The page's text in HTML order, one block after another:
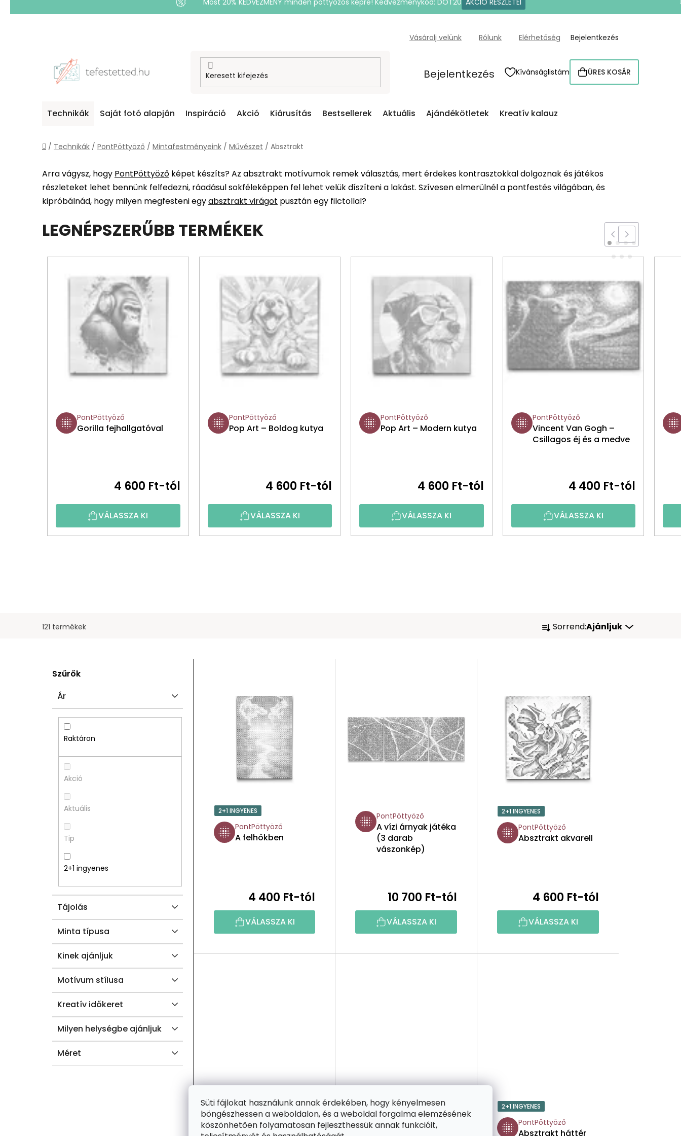
Süti fájlokat használunk annak érdekében, hogy kényelmesen
böngészhessen a weboldalon, és a weboldal forgalma elemzésének
köszönhetően folyamatosan fejleszthessük annak funkcióit,
Most 20% KEDVEZMÉNY minden pöttyözős képre! Kedvezménykód: DOT20 AKCIÓ RÉSZLETEI
Vásárolj velünk Rólunk Elérhetőség Bejelentkezés
Bejelentkezés Kívánságlistám KOSÁR
ÜRES KOSÁR
Technikák Saját fotó alapján Inspiráció Akció Kiárusítás Bestsellerek Aktuális Ajándékötletek Kreatív kalauz
Kezdőlap
/ Technikák / PontPöttyöző / Mintafestményeink / Művészet / Absztrakt
Arra vágysz, hogy PontPöttyöző képet készíts? Az absztrakt motívumok remek választás, mert érdekes kontrasztokkal dolgoznak és játékos
részleteket lehet bennünk felfedezni, ráadásul sokféleképpen fel lehet velük díszíteni a lakást. Szívesen elmerülnél a pontfestés világában, és
kipróbálnád, hogy milyen megfesteni egyabsztrakt virágot pusztán egy filctollal?
LEGNÉPSZERŰBB TERMÉKEK
PontPöttyöző
Gorilla fejhallgatóval
4 600 Ft-tól
VÁLASSZA KI
PontPöttyöző
Pop Art – Boldog kutya
4 600 Ft-tól
VÁLASSZA KI
PontPöttyöző
Pop Art – Modern kutya
4 600 Ft-tól
VÁLASSZA KI
PontPöttyöző
Vincent Van Gogh –
Csillagos éj és a medve
4 400 Ft-tól
VÁLASSZA KI
121 termékek
T
M
É
K
E
K
R
E
N
E
Z
É
S
Sorrend:Ajánljuk
O
D
Szűrők
Ár
Raktáron
Akció
Aktuális
Tip
2+1 ingyenes
Tájolás
Minta típusa
Kinek ajánljuk
Motívum stílusa
Kreatív időkeret
Milyen helységbe ajánljuk
Méret
J
2+1 INGYENES
PontPöttyöző
A felhőkben
4 400 Ft-tól
VÁLASSZA KI
PontPöttyöző
A vízi árnyak játéka
(3 darab
vászonkép)
10 700 Ft-tól
VÁLASSZA KI
2+1 INGYENES
PontPöttyöző
Absztrakt akvarell
4 600 Ft-tól
VÁLASSZA KI
2+1 INGYENES
PontPöttyöző
Absztrakt akvarell
2+1 INGYENES
PontPöttyöző
2+1 INGYENES
PontPöttyöző
Absztrakt háttér